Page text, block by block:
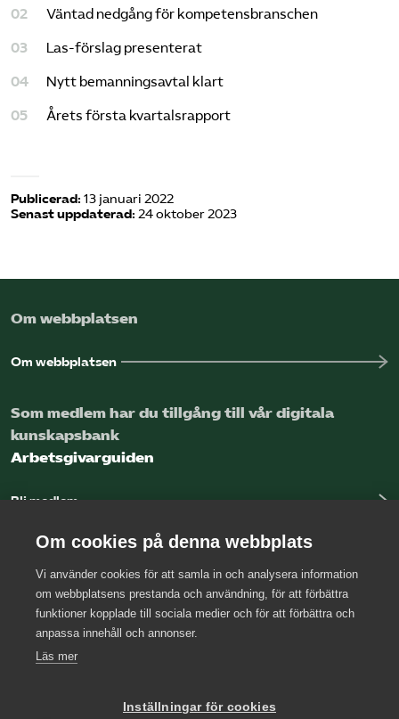
Väntad nedgång för kompetensbranschen
Las-förslag presenterat
Nytt bemanningsavtal klart
Årets första kvartalsrapport
Publicerad: 13 januari 2022
Senast uppdaterad: 24 oktober 2023
Om webbplatsen
Om webbplatsen
Som medlem har du tillgång till vår digitala
kunskapsbank
Arbetsgivarguiden
Bli medlem
Kontakta oss
Press
Om cookies på denna webbplats
Vi använder cookies för att samla in och analysera information
om webbplatsens prestanda och användning, för att förbättra
funktioner kopplade till sociala medier och för att förbättra och
anpassa innehåll och annonser.
Läs mer
Inställningar för cookies